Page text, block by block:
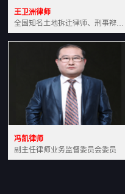
王卫洲律师
全国知名土地拆迁律师、刑事辩护律师北京万典律师事务所主任中国法学会会员北京市行政法研究会理事
冯凯律师
副主任律师业务监督委员会委员